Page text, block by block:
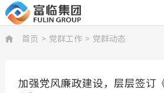
 首页 > 党群工作 > 党群动态
加强党风廉政建设，层层签订